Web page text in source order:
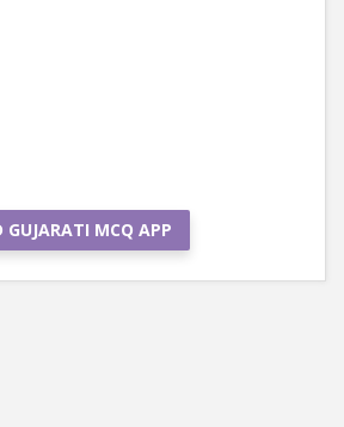
GUJARATI MCQ APP